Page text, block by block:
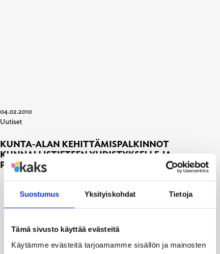
Suostumus Yksityiskohdat Tietoja
Tämä sivusto käyttää evästeitä
Käytämme evästeitä tarjoamamme sisällön ja mainosten
04.02.2010
Uutiset
KUNTA-ALAN KEHITTÄMISPALKINNOT
KUNNALLISTIETEEN YHDISTYKSELLE JA
PROFESSORI AIMO RYYNÄSELLE